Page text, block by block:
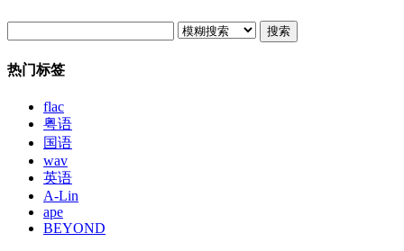
搜索
热门标签
flac
粤语
国语
wav
英语
A-Lin
ape
BEYOND